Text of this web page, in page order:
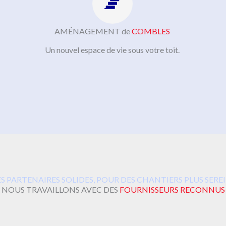
AMÉNAGEMENT deCOMBLES
Un nouvel espace de vie sous votre toit.
PARTENAIRES SOLIDES, POUR DES CHANTIERS PLUS
NOUS TRAVAILLONS AVEC DES FOURNISSEURS RECONNUS